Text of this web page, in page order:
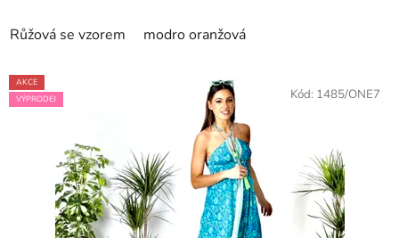
Růžová se vzorem modro oranžová
AKCE
VÝPRODEJ
Kód: 1485/ONE7